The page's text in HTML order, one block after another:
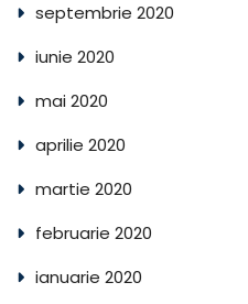
septembrie 2020
iunie 2020
mai 2020
aprilie 2020
martie 2020
februarie 2020
ianuarie 2020